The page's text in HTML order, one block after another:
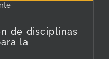
de disciplinas
la